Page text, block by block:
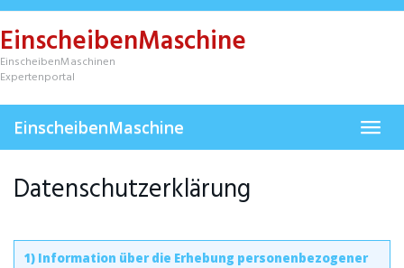
Skip
main
content
EinscheibenMaschine
EinscheibenMaschinen
Expertenportal
EinscheibenMaschine
Datenschutzerklärung
1) Information über die Erhebung personenbezogener